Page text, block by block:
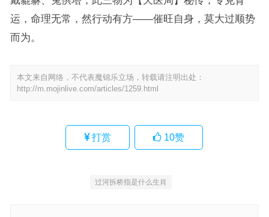
运，命理无常，然行动有方——催旺自身，莫大过顺势
而为。
本文来自网络，不代表魔锦乐立场，转载请注明出处：
http://m.mojinlive.com/articles/1259.html
打赏 10赞
过河拆桥指是什么生肖